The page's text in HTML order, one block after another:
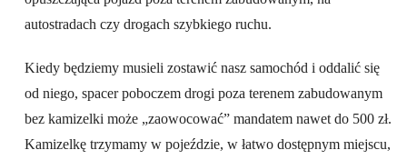
autostradach czy drogach szybkiego ruchu.
Kiedy będziemy musieli zostawić nasz samochód i oddalić się
od niego, spacer poboczem drogi poza terenem zabudowanym
bez kamizelki może „zaowocować” mandatem nawet do 500 zł.
Kamizelkę trzymamy w pojeździe, w łatwo dostępnym miejscu,